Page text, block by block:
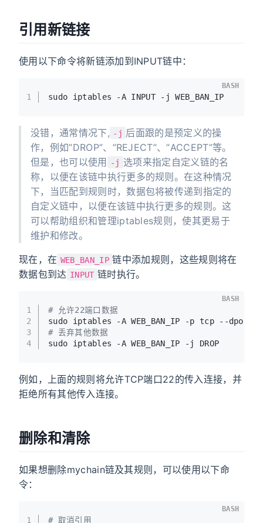
引用新链接
使用以下命令将新链添加到INPUT链中：
1 sudo iptables -A INPUT -j WEB_BAN_IP
BASH
没错，通常情况下, -j 后面跟的是预定义的操
作，例如”DROP”、”REJECT”、”ACCEPT”等。
但是，也可以使用 -j 选项来指定自定义链的名
称，以便在该链中执行更多的规则。在这种情况
下，当匹配到规则时，数据包将被传递到指定的
自定义链中，以便在该链中执行更多的规则。这
可以帮助组织和管理iptables规则，使其更易于
维护和修改。
现在，在 WEB_BAN_IP 链中添加规则，这些规则将在
数据包到达 INPUT 链时执行。
1
2
3
4
# 允许22端口数据
sudo iptables -A WEB_BAN_IP -p tcp --dport
# 丢弃其他数据
sudo iptables -A WEB_BAN_IP -j DROP
BASH
例如，上面的规则将允许TCP端口22的传入连接，并
拒绝所有其他传入连接。
删除和清除
如果想删除mychain链及其规则，可以使用以下命
令：
1 # 取消引用
BASH